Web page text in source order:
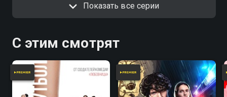
Показать все серии
С этим смотрят